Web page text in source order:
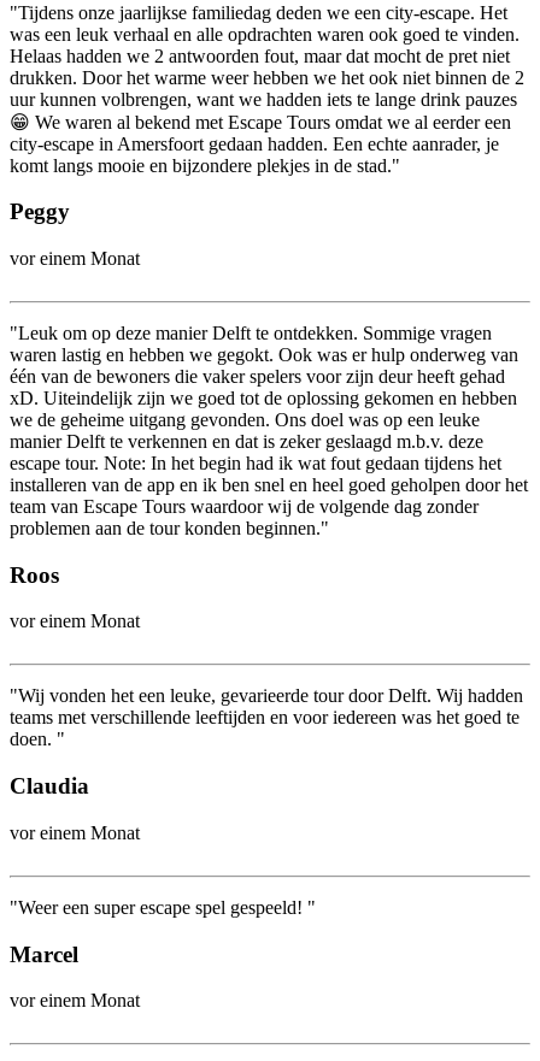
"Tijdens onze jaarlijkse familiedag deden we een city-escape. Het
was een leuk verhaal en alle opdrachten waren ook goed te vinden.
Helaas hadden we 2 antwoorden fout, maar dat mocht de pret niet
drukken. Door het warme weer hebben we het ook niet binnen de 2
uur kunnen volbrengen, want we hadden iets te lange drink pauzes
😁 We waren al bekend met Escape Tours omdat we al eerder een
city-escape in Amersfoort gedaan hadden. Een echte aanrader, je
komt langs mooie en bijzondere plekjes in de stad."
Peggy
vor einem Monat
"Leuk om op deze manier Delft te ontdekken. Sommige vragen
waren lastig en hebben we gegokt. Ook was er hulp onderweg van
één van de bewoners die vaker spelers voor zijn deur heeft gehad
xD. Uiteindelijk zijn we goed tot de oplossing gekomen en hebben
we de geheime uitgang gevonden. Ons doel was op een leuke
manier Delft te verkennen en dat is zeker geslaagd m.b.v. deze
escape tour. Note: In het begin had ik wat fout gedaan tijdens het
installeren van de app en ik ben snel en heel goed geholpen door het
team van Escape Tours waardoor wij de volgende dag zonder
problemen aan de tour konden beginnen."
Roos
vor einem Monat
"Wij vonden het een leuke, gevarieerde tour door Delft. Wij hadden
teams met verschillende leeftijden en voor iedereen was het goed te
doen. "
Claudia
vor einem Monat
"Weer een super escape spel gespeeld! "
Marcel
vor einem Monat